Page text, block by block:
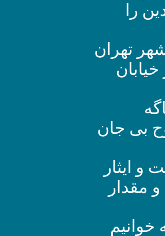
را
تهران
بی جان
ایثار
مقدار
خوانیم